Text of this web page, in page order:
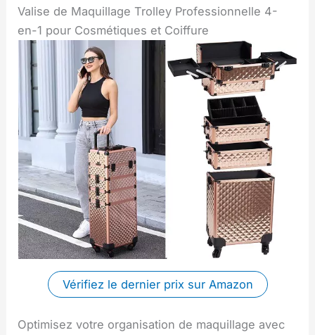
Valise de Maquillage Trolley Professionnelle 4-
en-1 pour Cosmétiques et Coiffure
Vérifiez le dernier prix sur Amazon
Optimisez votre organisation de maquillage avec